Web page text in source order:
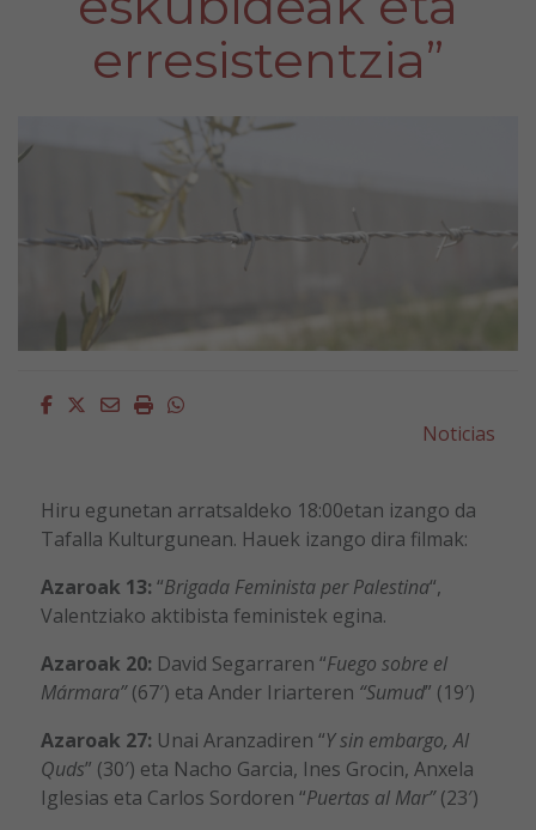
erresistentzia”
Facebook
Twitter
EmailImprimirWhatsapp
Noticias
Hiru egunetan arratsaldeko 18:00etan izango da
Tafalla Kulturgunean. Hauek izango dira filmak:
Azaroak 13: “Brigada Feminista per Palestina“,
Valentziako aktibista feministek egina.
Azaroak 20: David Segarraren “Fuego sobre el
Mármara”(67′) eta Ander Iriarteren “Sumud” (19′)
Azaroak 27: Unai Aranzadiren “Y sin embargo, Al
Quds” (30′) eta Nacho Garcia, Ines Grocin, Anxela
Iglesias eta Carlos Sordoren “Puertas al Mar”(23′)